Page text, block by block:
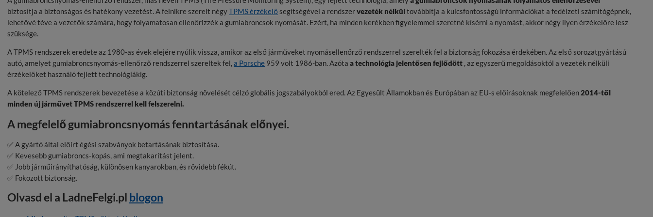
biztosítja a biztonságos és hatékony vezetést. A felnikre szerelt négyTPMS érzékelő segítségével a rendszervezeték nélkültovábbítja a kulcsfontosságú információkat a fedélzeti számítógépnek,
lehetővé téve a vezetők számára, hogy folyamatosan ellenőrizzék a gumiabroncsok nyomását. Ezért, ha minden kerékben figyelemmel szeretné kísérni a nyomást, akkor négy ilyen érzékelőre lesz
szüksége.
A TPMS rendszerek eredete az 1980-as évek elejére nyúlik vissza, amikor az első járműveket nyomásellenőrző rendszerrel szerelték fel a biztonság fokozása érdekében. Az első sorozatgyártású
autó, amelyet gumiabroncsnyomás-ellenőrző rendszerrel szereltek fel,a Porsche 959 volt 1986-ban. Azóta a technológia jelentősen fejlődött , az egyszerű megoldásoktól a vezeték nélküli
érzékelőket használó fejlett technológiákig.
A kötelező TPMS rendszerek bevezetése a közúti biztonság növelését célzó globális jogszabályokból ered. Az Egyesült Államokban és Európában az EU-s előírásoknak megfelelően 2014-től
minden új járművet TPMS rendszerrel kell felszerelni.
A megfelelő gumiabroncsnyomás fenntartásának előnyei.
✅ A gyártó által előírt égési szabványok betartásának biztosítása.
✅ Kevesebb gumiabroncs-kopás, ami megtakarítást jelent.
✅ Jobb járműirányíthatóság, különösen kanyarokban, és rövidebb fékút.
✅ Fokozott biztonság.
Olvasd el a LadneFelgi.pl blogon